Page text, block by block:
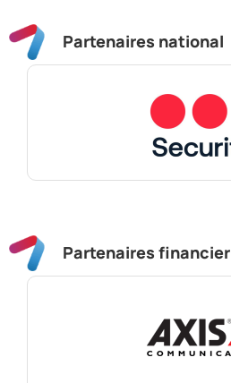
Partenaires national
Partenaires financier